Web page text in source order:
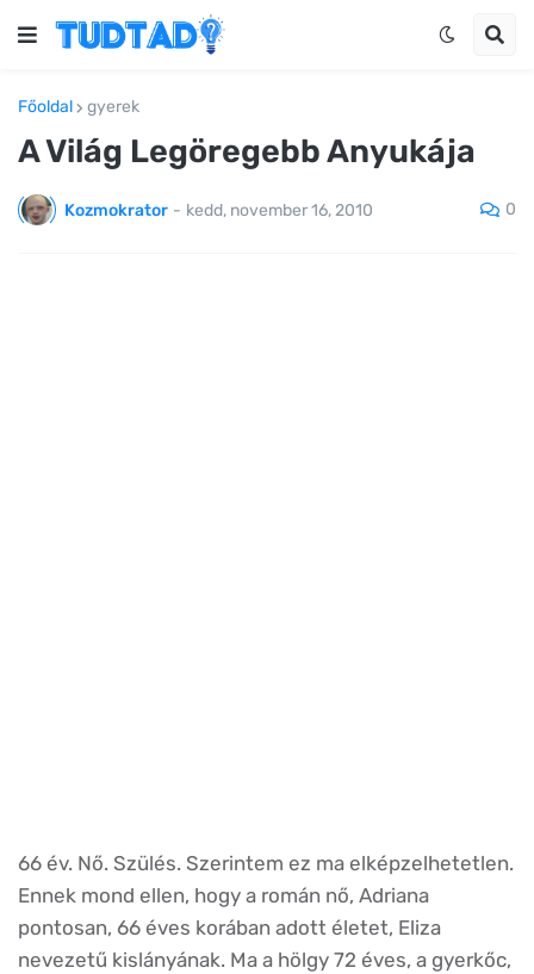
Főoldal gyerek
A Világ Legöregebb Anyukája
Kozmokrator - kedd, november 16, 2010 0
66 év. Nő. Szülés. Szerintem ez ma elképzelhetetlen.
Ennek mond ellen, hogy a román nő, Adriana
pontosan, 66 éves korában adott életet, Eliza
nevezetű kislányának. Ma a hölgy 72 éves, a gyerkőc,